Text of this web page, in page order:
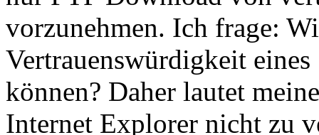
vorzunehmen. Ich frage:
Vertrauenswürdigkeit
können? Daher lautet
Internet Explorer nicht zu